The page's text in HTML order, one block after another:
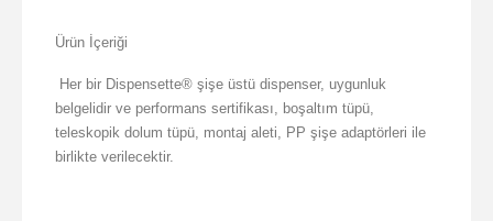
Ürün İçeriği
Her bir Dispensette® şişe üstü dispenser, uygunluk
belgelidir ve performans sertifikası, boşaltım tüpü,
teleskopik dolum tüpü, montaj aleti, PP şişe adaptörleri ile
birlikte verilecektir.